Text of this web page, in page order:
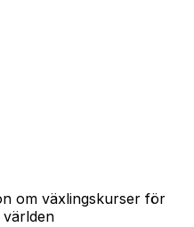
om växlingskurser för